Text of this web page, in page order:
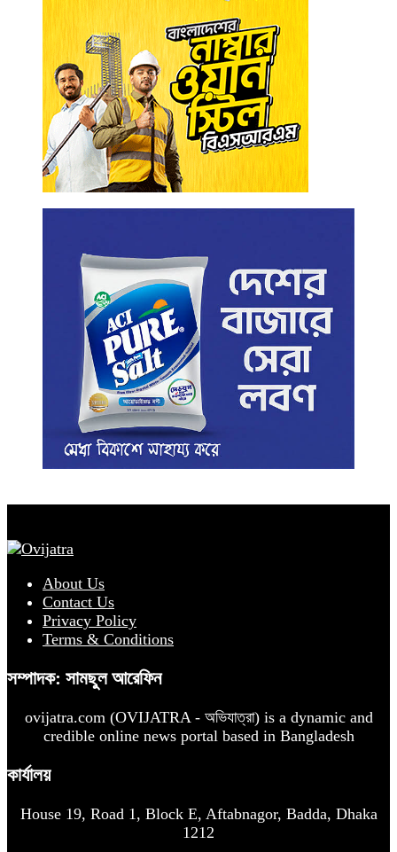
About Us
Contact Us
Privacy Policy
Terms & Conditions
সম্পাদক: সামছুল আরেফিন
ovijatra.com (OVIJATRA - অভিযাত্রা) is a dynamic and
credible online news portal based in Bangladesh
কার্যালয়
House 19, Road 1, Block E, Aftabnagor, Badda, Dhaka
1212